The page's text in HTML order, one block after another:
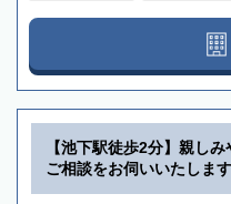
【池下駅徒歩2分】親し
ご相談をお伺いいたします